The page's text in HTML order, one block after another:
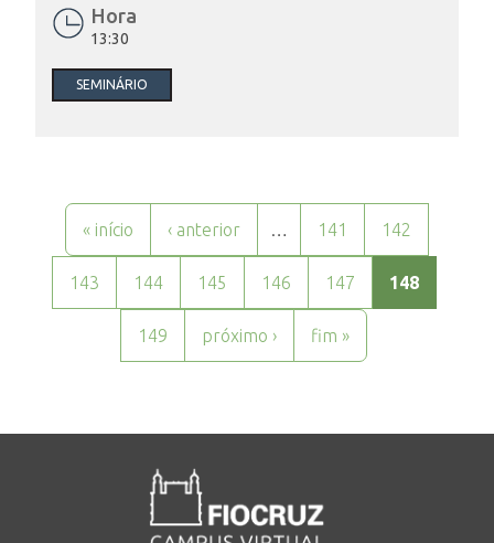
Hora
13:30
SEMINÁRIO
Páginas
« início ‹ anterior … 141 142
143 144 145 146 147 148
149 próximo › fim »